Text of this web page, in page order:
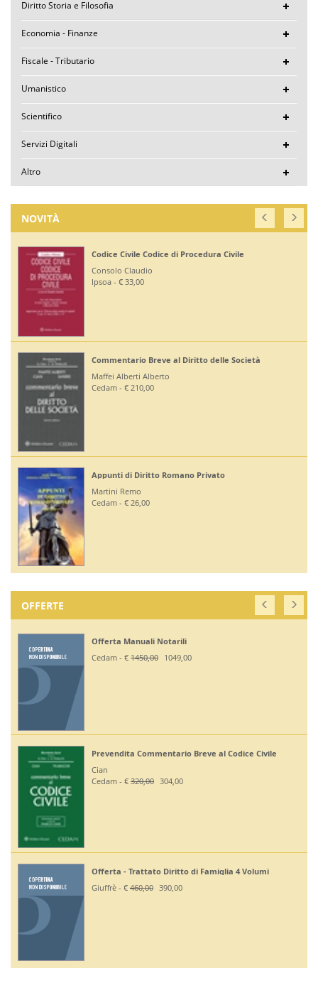
Diritto Storia e Filosofia
Economia - Finanze
Fiscale - Tributario
Umanistico
Scientifico
Servizi Digitali
Altro
NOVITÀ
Corte di Giustizia dell'Unione Europea
Ruffini Giuseppe
Editoriale Scientifica - € 36,00
Diritto Bancario e Finanziario
Bontempi Paolo
Giuffrè - € 55,00
Diritto Costituzionale
Giuffrè - € 46,00
OFFERTE
Off. Codici Civile, Penale, Proc Civile, Proc
Off Codici Civile e Penale 2026 - Esame Avvocato